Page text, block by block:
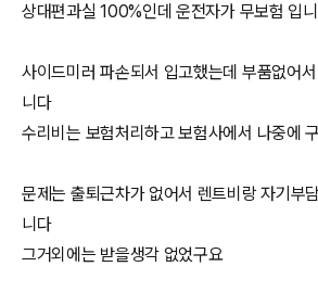
상대편과실 100%인데 운전자가 무보험 입
사이드미러 파손되서 입고했는데 부품없어
니다
수리비는 보험처리하고 보험사에서 나중에
문제는 출퇴근차가 없어서 렌트비랑 자기부
니다
그거외에는 받을생각 없었구요